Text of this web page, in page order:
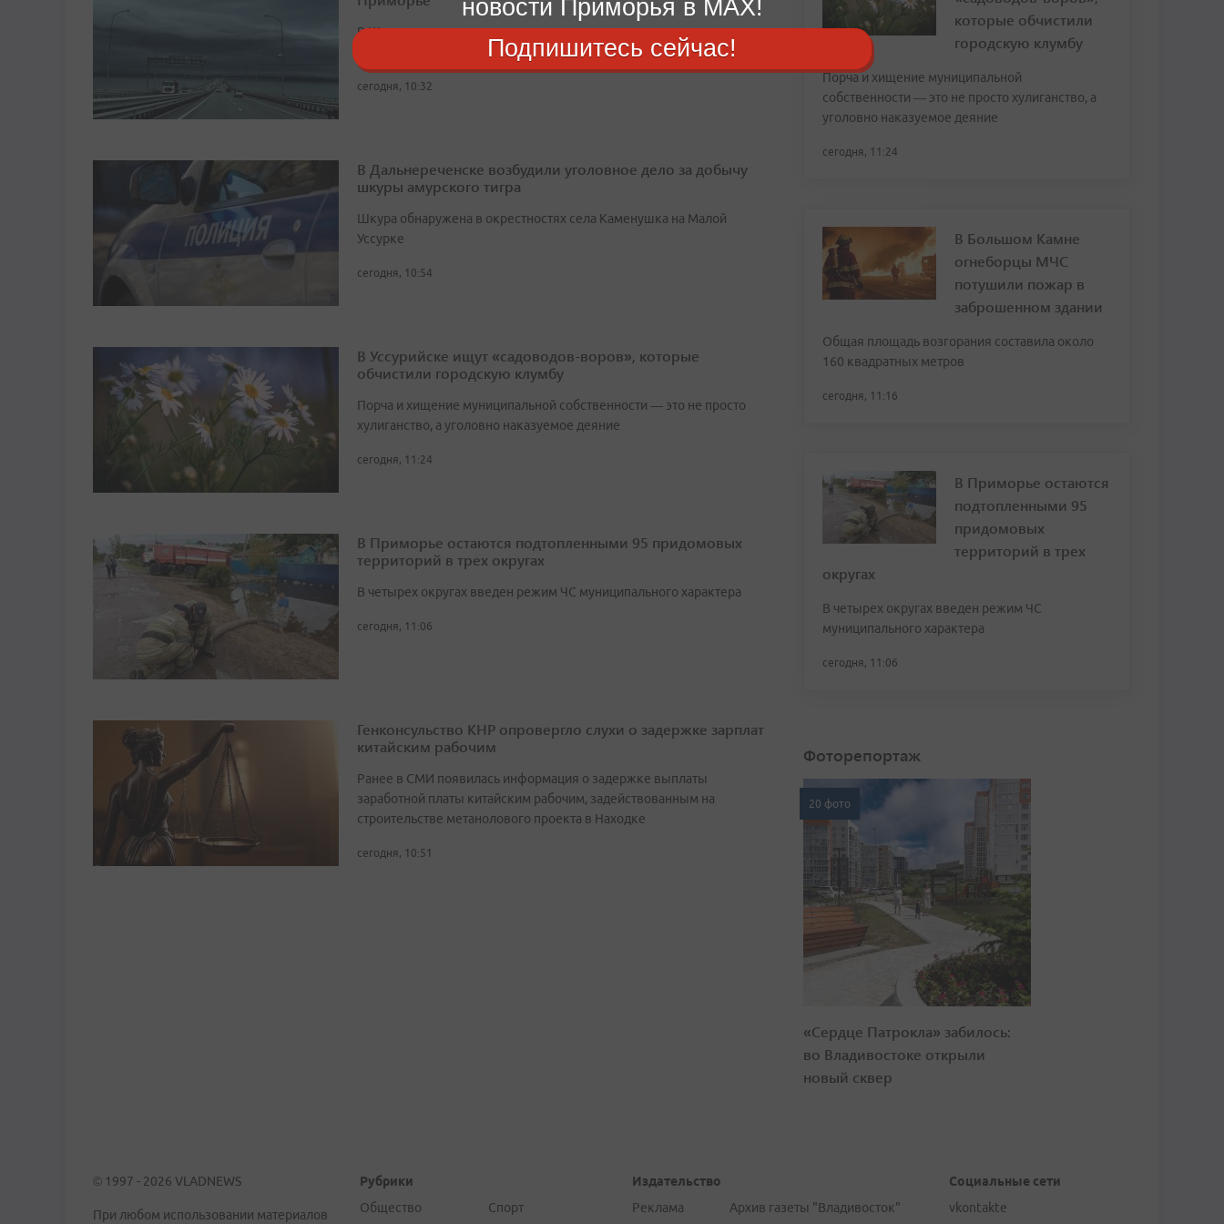
В Шкотовском округе движение полностью перекрыто на мосту в
сегодня, 10:32
В Дальнереченске возбудили уголовное дело за добычу
шкуры амурского тигра
Шкура обнаружена в окрестностях села Каменушка на Малой
Уссурке
сегодня, 10:54
В Уссурийске ищут «садоводов-воров», которые
обчистили городскую клумбу
Порча и хищение муниципальной собственности — это не просто
хулиганство, а уголовно наказуемое деяние
сегодня, 11:24
В Приморье остаются подтопленными 95 придомовых
территорий в трех округах
В четырех округах введен режим ЧС муниципального характера
сегодня, 11:06
Генконсульство КНР опровергло слухи о задержке зарплат
китайским рабочим
Ранее в СМИ появилась информация о задержке выплаты
заработной платы китайским рабочим, задействованным на
строительстве метанолового проекта в Находке
сегодня, 10:51
которые обчистили
городскую клумбу
Порча и хищение муниципальной
собственности — это не просто хулиганство, а
уголовно наказуемое деяние
сегодня, 11:24
В Большом Камне
огнеборцы МЧС
потушили пожар в
заброшенном здании
Общая площадь возгорания составила около
160 квадратных метров
сегодня, 11:16
В Приморье остаются
подтопленными 95
придомовых
территорий в трех
округах
В четырех округах введен режим ЧС
муниципального характера
сегодня, 11:06
Фоторепортаж
20 фото
«Сердце Патрокла» забилось:
во Владивостоке открыли
новый сквер
© 1997 - 2026 VLADNEWS
При любом использовании материалов
Рубрики
Общество
Спорт
Издательство
Реклама
Архив газеты "Владивосток"
Социальные сети
vkontakte
новости Приморья в MAX!
Подпишитесь сейчас!